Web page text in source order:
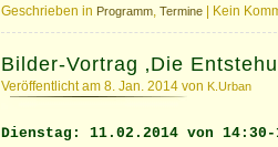
Geschrieben in Programm Termine Kein
Bilder-Vortrag ‚Die
Veröffentlicht am 8. Jan. 2014 von K.Urban
Dienstag: 11.02.2014 von 14:30-